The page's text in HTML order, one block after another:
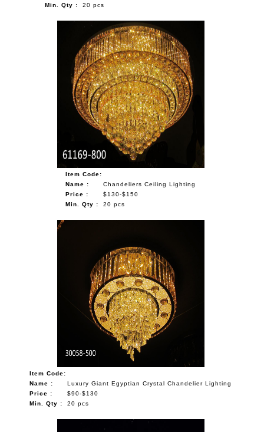
Min. Qty :
20 pcs
Item Code:
Name :
Chandeliers Ceiling Lighting
Price :
$130-$150
Min. Qty :
20 pcs
Item Code:
Name :
Luxury Giant Egyptian Crystal Chandelier Lighting
Price :
$90-$130
Min. Qty :
20 pcs